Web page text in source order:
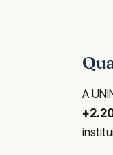
A